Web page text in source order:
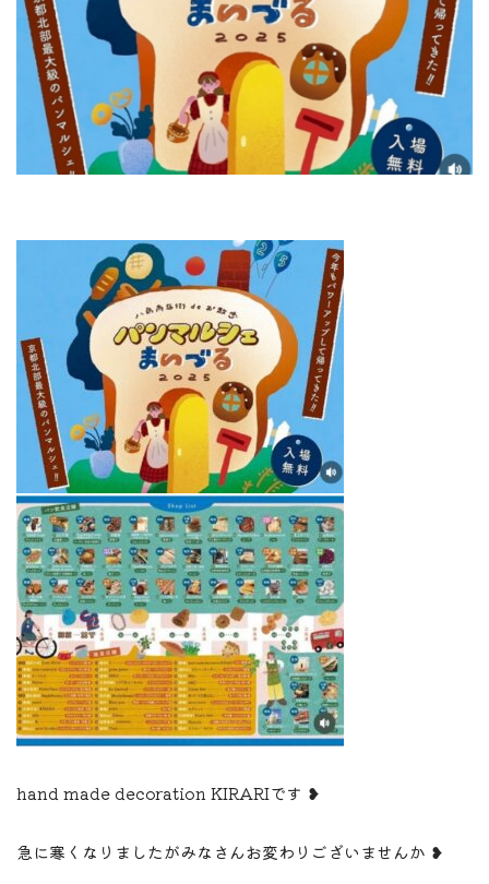
hand made decoration KIRARIです ❥
急に寒くなりましたがみなさんお変わりございませんか ❥